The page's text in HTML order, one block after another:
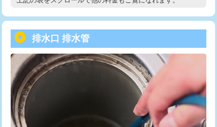
用/3ｍまで)
用（追加）/3ｍ超え)
給水管工事※（ライニング鋼管・銅
管・ポリ管・HT管使用/3ｍまで)
44,000円
給水管工事※（ライニング鋼管・銅
管・ポリ管・HT管使用/3ｍ超え)
+8,800円
排水管工事（土の掘削・埋め戻し作
業）
11,000円~
高度高圧洗浄換 現地調査
トーラー機使用/3mまで
追加トーラー機使用/3m超え +3,300円
カメラ調査 33,000円
桝清掃 8,800円
止水・漏水調査・防水処理・清掃・修
11,000円
排水口 排水管